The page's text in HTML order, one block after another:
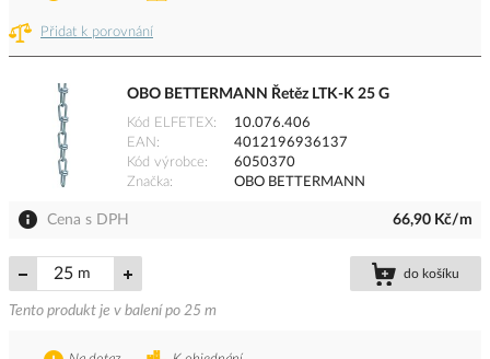
Přidat k porovnání
OBO BETTERMANN Řetěz LTK-K 25 G
Kód ELFETEX
10.076.406
EAN
4012196936137
Kód výrobce
6050370
Značka
OBO BETTERMANN
Cena s DPH 66,90 Kč/m
m do košíku
Tento produkt je v balení po 25 m